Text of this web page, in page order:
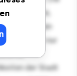
für Gäste,
Geräten
sind Sie nur
der Stadt